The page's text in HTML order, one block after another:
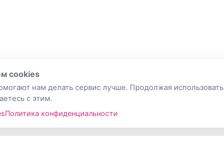
cookies
нам делать сервис лучше. Продолжая использовать
с этим.
Политика конфиденциальности